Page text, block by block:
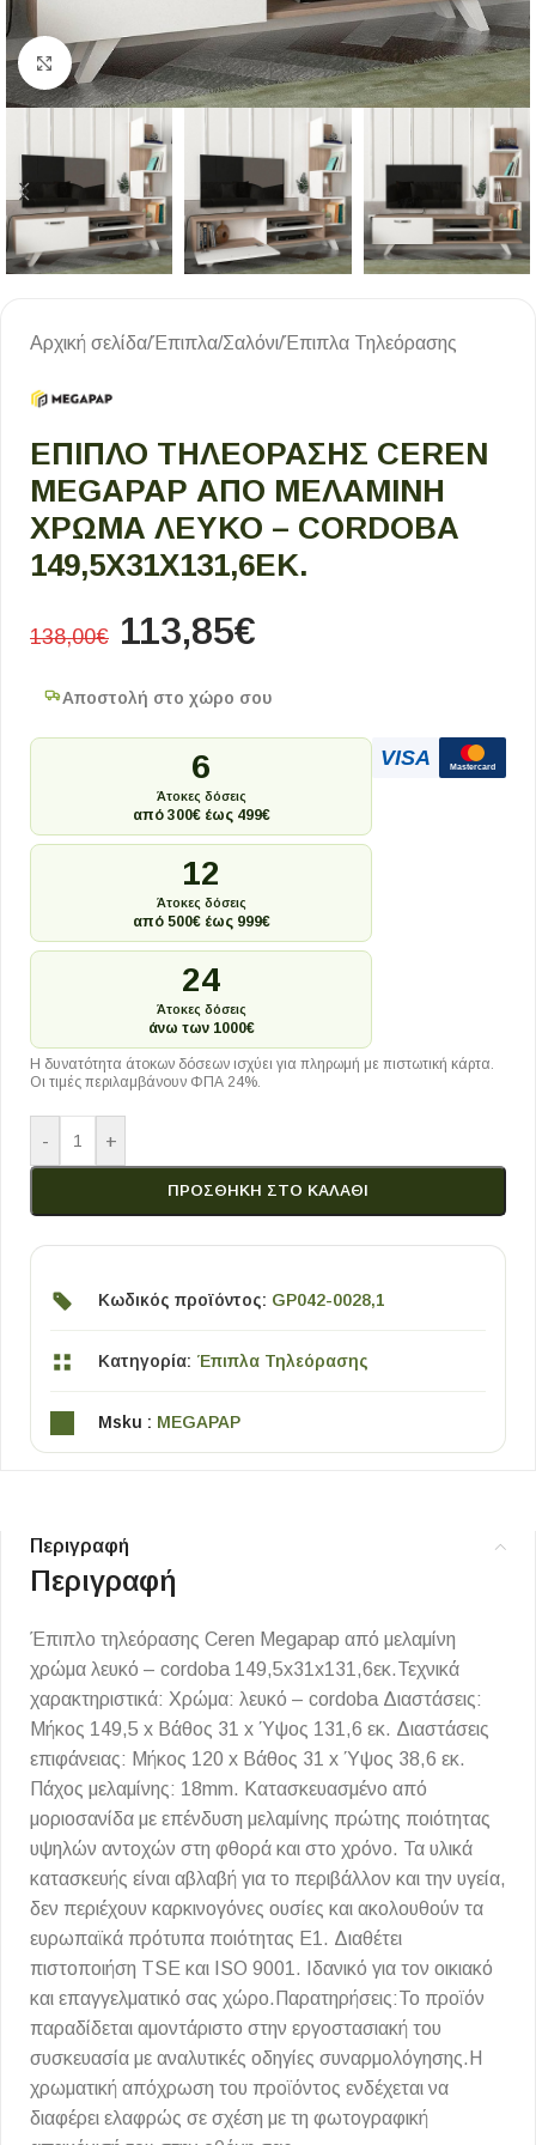
Κλικ για μεγέθυνση
Αρχική σελίδα/Έπιπλα/Σαλόνι/Έπιπλα Τηλεόρασης
ΈΠΙΠΛΟ ΤΗΛΕΌΡΑΣΗΣ CEREN
MEGAPAP ΑΠΌ ΜΕΛΑΜΊΝΗ
ΧΡΏΜΑ ΛΕΥΚΌ – CORDOBA
149,5X31X131,6ΕΚ.
138,00€ 113,85€
Αποστολή στο χώρο σου
6
Άτοκες δόσεις
από 300€ έως 499€
12
Άτοκες δόσεις
από 500€ έως 999€
24
Άτοκες δόσεις
άνω των 1000€
VISA Mastercard
Η δυνατότητα άτοκων δόσεων ισχύει για πληρωμή με πιστωτική κάρτα.
Οι τιμές περιλαμβάνουν ΦΠΑ 24%.
- +
ΠΡΟΣΘΉΚΗ ΣΤΟ ΚΑΛΆΘΙ
Κωδικός προϊόντος: GP042-0028,1
Κατηγορία: Έπιπλα Τηλεόρασης
Msku : MEGAPAP
Περιγραφή
Περιγραφή
Έπιπλο τηλεόρασης Ceren Megapap από μελαμίνη
χρώμα λευκό – cordoba 149,5x31x131,6εκ.Τεχνικά
χαρακτηριστικά: Χρώμα: λευκό – cordoba Διαστάσεις:
Μήκος 149,5 x Βάθος 31 x Ύψος 131,6 εκ. Διαστάσεις
επιφάνειας: Μήκος 120 x Βάθος 31 x Ύψος 38,6 εκ.
Πάχος μελαμίνης: 18mm. Κατασκευασμένο από
μοριοσανίδα με επένδυση μελαμίνης πρώτης ποιότητας
υψηλών αντοχών στη φθορά και στο χρόνο. Τα υλικά
κατασκευής είναι αβλαβή για το περιβάλλον και την υγεία,
δεν περιέχουν καρκινογόνες ουσίες και ακολουθούν τα
ευρωπαϊκά πρότυπα ποιότητας Ε1. Διαθέτει
πιστοποιήση TSE και ISO 9001. Ιδανικό για τον οικιακό
και επαγγελματικό σας χώρο.Παρατηρήσεις:Το προϊόν
παραδίδεται αμοντάριστο στην εργοστασιακή του
συσκευασία με αναλυτικές οδηγίες συναρμολόγησης.Η
χρωματική απόχρωση του προϊόντος ενδέχεται να
διαφέρει ελαφρώς σε σχέση με τη φωτογραφική